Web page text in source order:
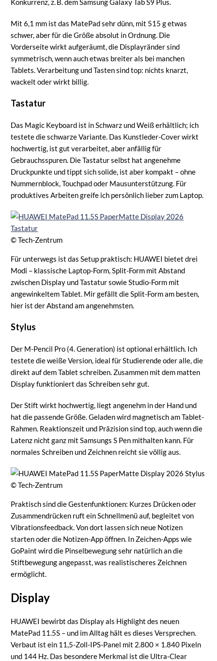
Konkurrenz, z. B. dem Samsung Galaxy Tab S9 Plus.
Mit 6,1 mm ist das MatePad sehr dünn, mit 515 g etwas
schwer, aber für die Größe absolut in Ordnung. Die
Vorderseite wirkt aufgeräumt, die Displayränder sind
symmetrisch, wenn auch etwas breiter als bei manchen
Tablets. Verarbeitung und Tasten sind top: nichts knarzt,
wackelt oder wirkt billig.
Tastatur
Das Magic Keyboard ist in Schwarz und Weiß erhältlich; ich
testete die schwarze Variante. Das Kunstleder-Cover wirkt
hochwertig, ist gut verarbeitet, aber anfällig für
Gebrauchsspuren. Die Tastatur selbst hat angenehme
Druckpunkte und tippt sich solide, ist aber kompakt – ohne
Nummernblock, Touchpad oder Mausunterstützung. Für
produktives Arbeiten greife ich persönlich lieber zum Laptop.
© Tech-Zentrum
Für unterwegs ist das Setup praktisch: HUAWEI bietet drei
Modi – klassische Laptop-Form, Split-Form mit Abstand
zwischen Display und Tastatur sowie Studio-Form mit
angewinkeltem Tablet. Mir gefällt die Split-Form am besten,
hier ist der Abstand am angenehmsten.
Stylus
Der M-Pencil Pro (4. Generation) ist optional erhältlich. Ich
testete die weiße Version, ideal für Studierende oder alle, die
direkt auf dem Tablet schreiben. Zusammen mit dem matten
Display funktioniert das Schreiben sehr gut.
Der Stift wirkt hochwertig, liegt angenehm in der Hand und
hat die passende Größe. Geladen wird magnetisch am Tablet-
Rahmen. Reaktionszeit und Präzision sind top, auch wenn die
Latenz nicht ganz mit Samsungs S Pen mithalten kann. Für
normales Schreiben und Zeichnen reicht sie völlig aus.
© Tech-Zentrum
Praktisch sind die Gestenfunktionen: Kurzes Drücken oder
Zusammendrücken ruft ein Schnellmenü auf, begleitet von
Vibrationsfeedback. Von dort lassen sich neue Notizen
starten oder die Notizen-App öffnen. In Zeichen-Apps wie
GoPaint wird die Pinselbewegung sehr natürlich an die
Stiftbewegung angepasst, was realistischeres Zeichnen
ermöglicht.
Display
HUAWEI bewirbt das Display als Highlight des neuen
MatePad 11.5S – und im Alltag hält es dieses Versprechen.
Verbaut ist ein 11,5-Zoll-IPS-Panel mit 2.800 × 1.840 Pixeln
und 144 Hz. Das besondere Merkmal ist die Ultra-Clear